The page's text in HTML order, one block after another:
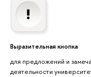
Выразительная кнопка
для предложений и
деятельности